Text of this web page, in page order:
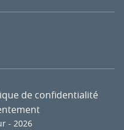
- 2026
de confidentialité